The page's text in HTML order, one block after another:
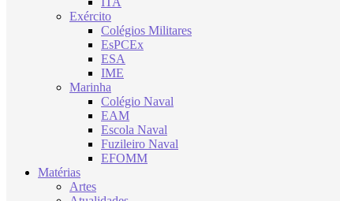
Exército
Colégios Militares
EsPCEx
ESA
IME
Marinha
Colégio Naval
EAM
Escola Naval
Fuzileiro Naval
EFOMM
Matérias
Artes